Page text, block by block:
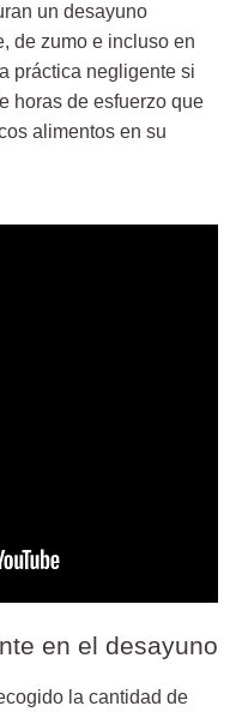
un desayuno
de zumo e incluso en
práctica negligente si
horas de esfuerzo que
alimentos en su
en el desayuno
la cantidad de